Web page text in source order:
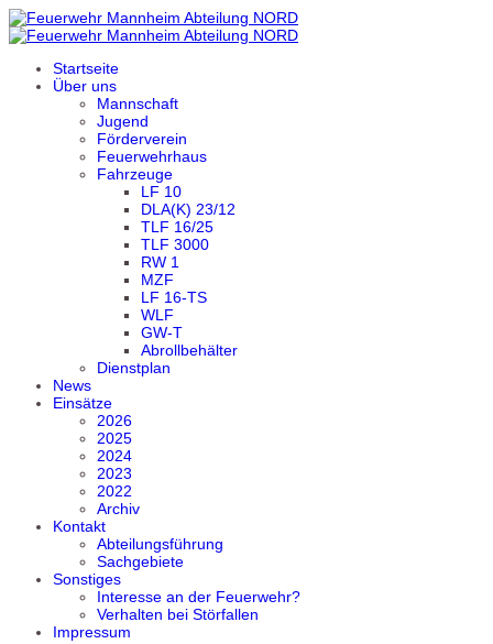
Startseite
Über uns
Mannschaft
Jugend
Förderverein
Feuerwehrhaus
Fahrzeuge
LF 10
DLA(K) 23/12
TLF 16/25
TLF 3000
RW 1
MZF
LF 16-TS
WLF
GW-T
Abrollbehälter
Dienstplan
News
Einsätze
2026
2025
2024
2023
2022
Archiv
Kontakt
Abteilungsführung
Sachgebiete
Sonstiges
Interesse an der Feuerwehr?
Verhalten bei Störfallen
Impressum